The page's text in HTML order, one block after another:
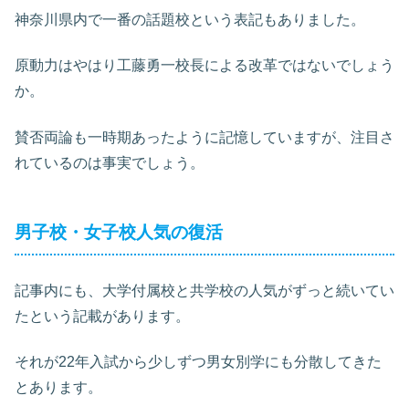
神奈川県内で一番の話題校という表記もありました。
原動力はやはり工藤勇一校長による改革ではないでしょう
か。
賛否両論も一時期あったように記憶していますが、注目さ
れているのは事実でしょう。
男子校・女子校人気の復活
記事内にも、大学付属校と共学校の人気がずっと続いてい
たという記載があります。
それが22年入試から少しずつ男女別学にも分散してきた
とあります。